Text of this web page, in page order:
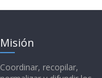
Misión
Coordinar, recopilar,